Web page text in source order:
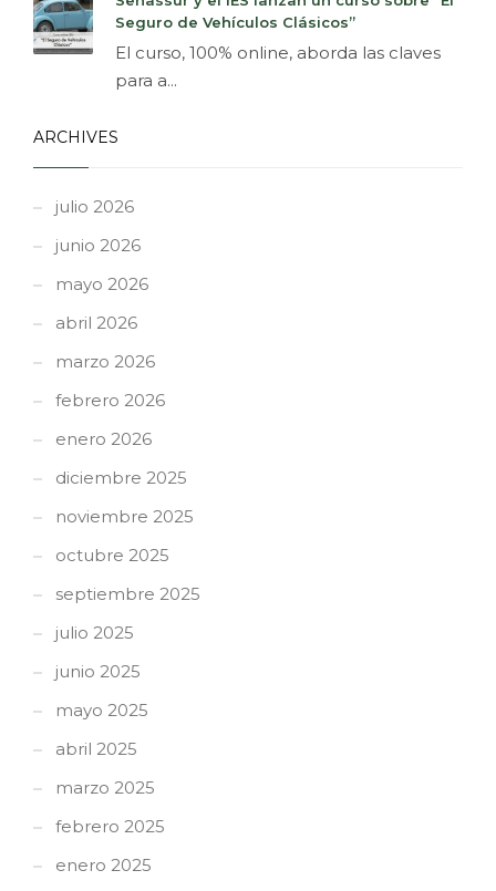
Seguro de Vehículos Clásicos”
El curso, 100% online, aborda las claves
para a...
ARCHIVES
julio 2026
junio 2026
mayo 2026
abril 2026
marzo 2026
febrero 2026
enero 2026
diciembre 2025
noviembre 2025
octubre 2025
septiembre 2025
julio 2025
junio 2025
mayo 2025
abril 2025
marzo 2025
febrero 2025
enero 2025